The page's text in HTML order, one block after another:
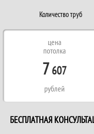
Количество труб
цена
потолка
7 607
рублей
БЕСПЛАТНАЯ